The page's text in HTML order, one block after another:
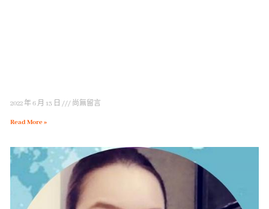
2022 年 6 月 13 日 尚無留言
Read More »